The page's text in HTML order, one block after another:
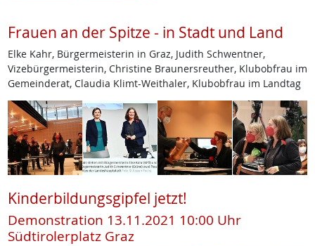
Frauen an der Spitze - in Stadt und Land
Elke Kahr, Bürgermeisterin in Graz, Judith Schwentner,
Vizebürgermeisterin, Christine Braunersreuther, Klubobfrau im
Gemeinderat, Claudia Klimt-Weithaler, Klubobfrau im Landtag
Kinderbildungsgipfel jetzt!
Demonstration 13.11.2021 10:00 Uhr
Südtirolerplatz Graz